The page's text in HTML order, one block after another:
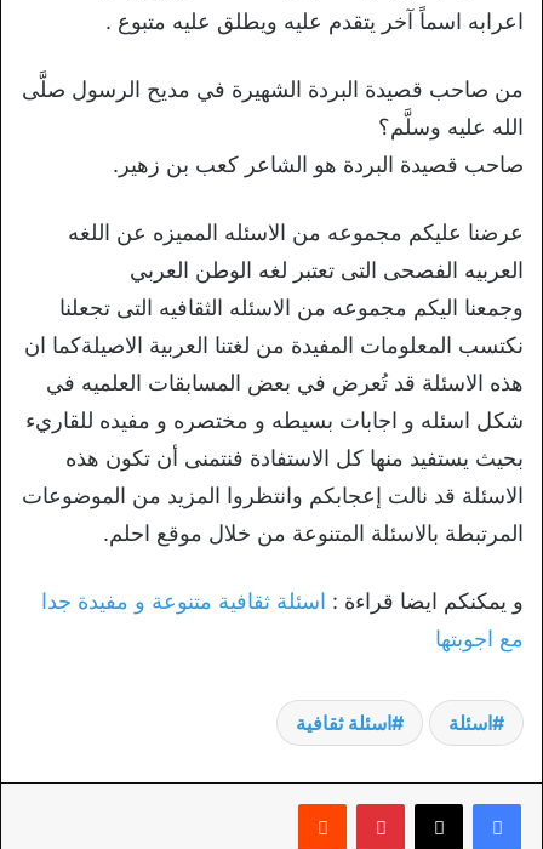
اعرابه اسماً آخر يتقدم عليه ويطلق عليه متبوع .
من صاحب قصيدة البردة الشهيرة في مديح الرسول صلَّى
الله عليه وسلَّم؟
صاحب قصيدة البردة هو الشاعر كعب بن زهير.
عرضنا عليكم مجموعه من الاسئله المميزه عن اللغه
العربيه الفصحى التى تعتبر لغه الوطن العربي
وجمعنا اليكم مجموعه من الاسئله الثقافيه التى تجعلنا
نكتسب المعلومات المفيدة من لغتنا العربية الاصيلةكما ان
هذه الاسئلة قد تُعرض في بعض المسابقات العلميه في
شكل اسئله و اجابات بسيطه و مختصره و مفيده للقاريء
بحيث يستفيد منها كل الاستفادة فنتمنى أن تكون هذه
الاسئلة قد نالت إعجابكم وانتظروا المزيد من الموضوعات
المرتبطة بالاسئلة المتنوعة من خلال موقع احلم.
و يمكنكم ايضا قراءة : اسئلة ثقافية متنوعة و مفيدة جدا
مع اجوبتها
اسئلة اسئلة ثقافية
بينتيريست